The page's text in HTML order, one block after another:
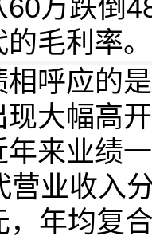
60万跌倒
毛利率。
呼应的
大幅高
来业绩
营业收入
，年均复